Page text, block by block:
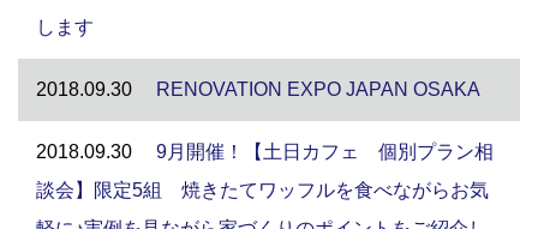
します
2018.09.30 RENOVATION EXPO JAPAN OSAKA
2018.09.30
9月開催！【土日カフェ 個別プラン相
談会】限定5組 焼きたてワッフルを食べながらお気